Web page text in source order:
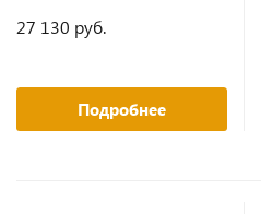
27 130 руб.
Подробнее